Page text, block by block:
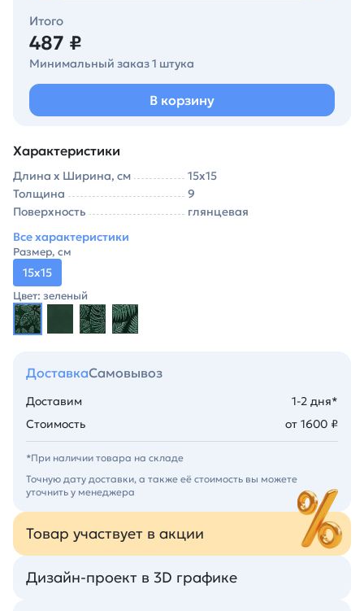
Итого
487 ₽
Минимальный заказ 1 штука
В корзину
Характеристики
Длина х Ширина, см
15х15
Толщина
9
Поверхность
глянцевая
Все характеристики
Размер, см
15х15
Цвет: зеленый
ДоставкаСамовывоз
Доставим
1-2 дня*
Стоимость
от 1600 ₽
*При наличии товара на складе
Точную дату доставки, а также её стоимость вы можете
уточнить у менеджера
Товар участвует в акции
Дизайн-проект в 3D графике